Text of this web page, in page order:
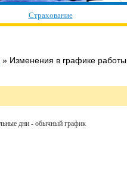
Страхование
» Изменения в графике работы
дни - обычный график